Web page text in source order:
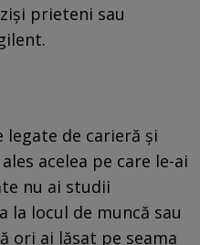
prieteni sau
legate de carieră și
acelea pe care le-ai
nu ai studii
la locul de muncă sau
ori ai lăsat pe seama